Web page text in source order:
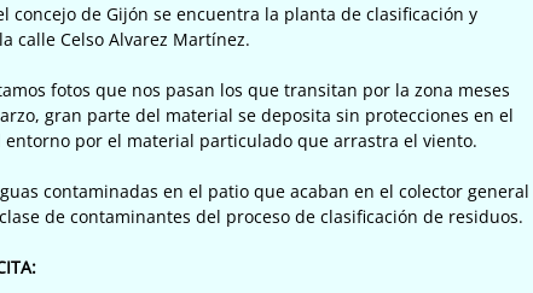
concejo de Gijón se encuentra la planta de clasificación y
calle Celso Alvarez Martínez.
fotos que nos pasan los que transitan por la zona meses
gran parte del material se deposita sin protecciones en el
por el material particulado que arrastra el viento.
contaminadas en el patio que acaban en el colector general
de contaminantes del proceso de clasificación de residuos.